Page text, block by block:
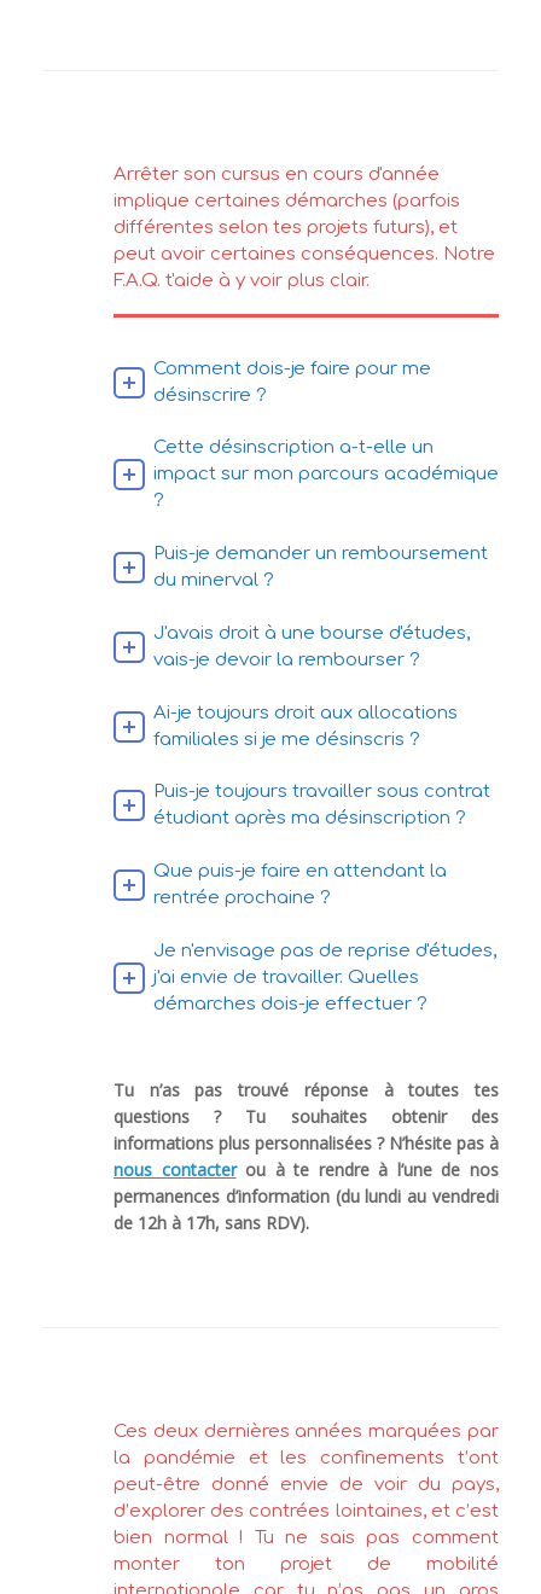
Arrêter son cursus en cours d'année
implique certaines démarches (parfois
différentes selon tes projets futurs), et
peut avoir certaines conséquences. Notre
F.A.Q. t'aide à y voir plus clair.
Comment dois-je faire pour me
désinscrire ?
Cette désinscription a-t-elle un
impact sur mon parcours académique
?
Puis-je demander un remboursement
du minerval ?
J'avais droit à une bourse d'études,
vais-je devoir la rembourser ?
Ai-je toujours droit aux allocations
familiales si je me désinscris ?
Puis-je toujours travailler sous contrat
étudiant après ma désinscription ?
Que puis-je faire en attendant la
rentrée prochaine ?
Je n'envisage pas de reprise d'études,
j'ai envie de travailler. Quelles
démarches dois-je effectuer ?
Tu n’as pas trouvé réponse à toutes tes
questions ? Tu souhaites obtenir des
informations plus personnalisées ? N’hésite pas à
nous contacterou à te rendre à l’une de nos
permanences d’information (du lundi au vendredi
de 12h à 17h, sans RDV).
Ces deux dernières années marquées par
la pandémie et les confinements t’ont
peut-être donné envie de voir du pays,
d’explorer des contrées lointaines, et c’est
bien normal ! Tu ne sais pas comment
monter ton projet de mobilité